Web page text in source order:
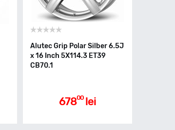
Alutec Grip Polar Silber 6.5J
x 16 Inch 5X114.3 ET39
CB70.1
67800 lei